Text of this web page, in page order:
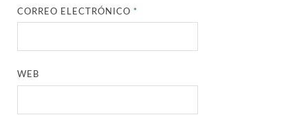
CORREO ELECTRÓNICO*
WEB